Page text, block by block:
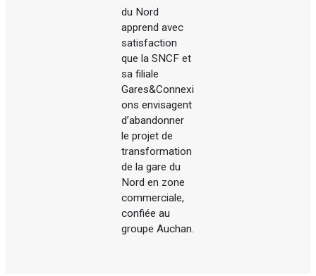
du Nord
apprend avec
satisfaction
que la SNCF et
sa filiale
Gares&Connexi
ons envisagent
d’abandonner
le projet de
transformation
de la gare du
Nord en zone
commerciale,
confiée au
groupe Auchan.